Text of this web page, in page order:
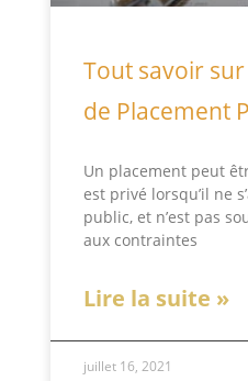
Tout savoir
de Placement
Un placement peut
est privé lorsqu’il ne
public, et n’est pas
aux contraintes
Lire la suite »
juillet 16, 2021